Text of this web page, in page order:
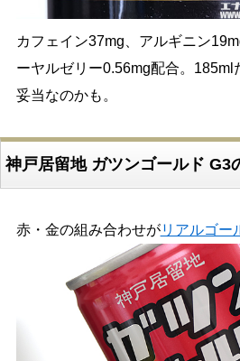
カフェイン37mg、アルギニン
ーヤルゼリー0.56mg配合。185ml
妥当なのかも。
神戸居留地 ガツンゴールド G3
赤・金の組み合わせがリアルゴー